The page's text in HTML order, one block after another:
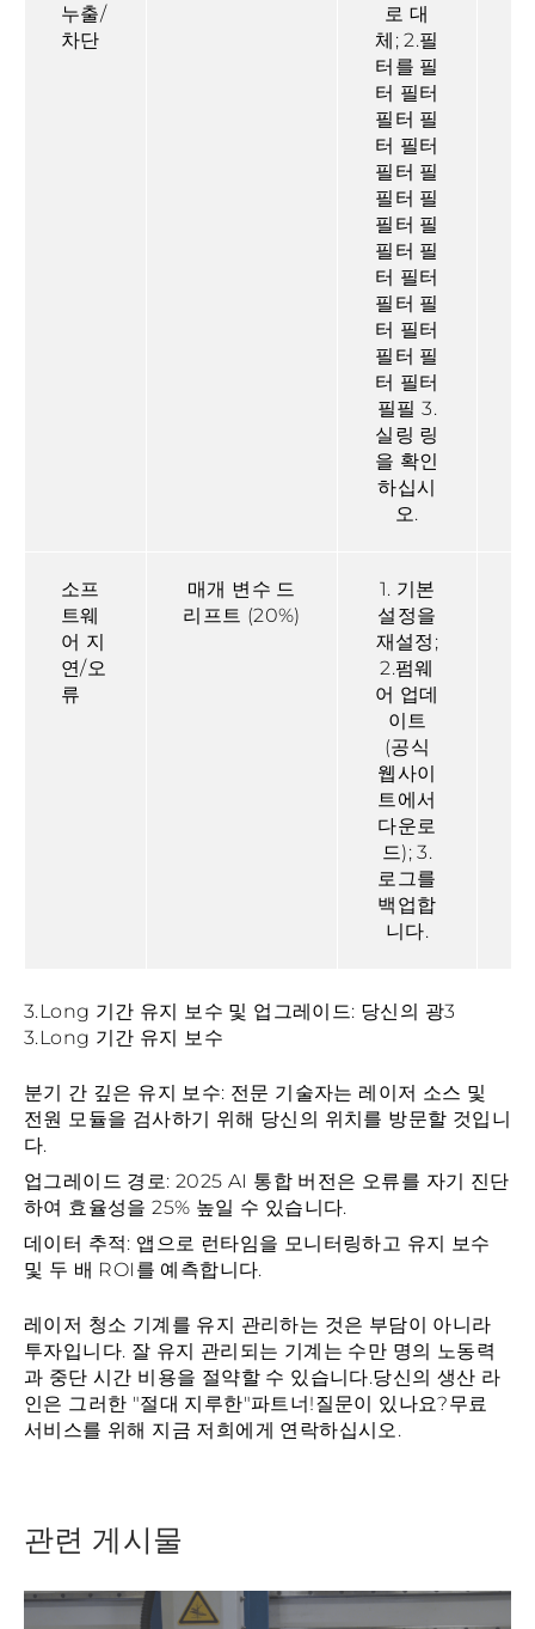
누출/
차단
로 대
체; 2.필
터를 필
터 필터
필터 필
터 필터
필터 필
필터 필
필터 필
필터 필
터 필터
필터 필
터 필터
필터 필
터 필터
필필 3.
실링 링
을 확인
하십시
오.
소프
트웨
어 지
연/오
류
매개 변수 드
리프트 (20%)
1. 기본
설정을
재설정;
2.펌웨
어 업데
이트
(공식
웹사이
트에서
다운로
드); 3.
로그를
백업합
니다.
3.Long 기간 유지 보수 및 업그레이드: 당신의 광3
3.Long 기간 유지 보수
분기 간 깊은 유지 보수: 전문 기술자는 레이저 소스 및
전원 모듈을 검사하기 위해 당신의 위치를 방문할 것입니
다.
업그레이드 경로: 2025 AI 통합 버전은 오류를 자기 진단
하여 효율성을 25% 높일 수 있습니다.
데이터 추적: 앱으로 런타임을 모니터링하고 유지 보수
및 두 배 ROI를 예측합니다.
레이저 청소 기계를 유지 관리하는 것은 부담이 아니라
투자입니다. 잘 유지 관리되는 기계는 수만 명의 노동력
과 중단 시간 비용을 절약할 수 있습니다.당신의 생산 라
인은 그러한 "절대 지루한"파트너!질문이 있나요?무료
서비스를 위해 지금 저희에게 연락하십시오.
관련 게시물